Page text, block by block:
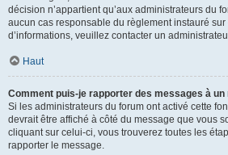
décision n’appartient qu’aux administrateurs du
aucun cas responsable du règlement instauré
d’informations, veuillez contacter un
Haut
Comment puis-je rapporter des messages à un
Si les administrateurs du forum ont activé cette
devrait être affiché à côté du message que vous
cliquant sur celui-ci, vous trouverez toutes les
rapporter le message.